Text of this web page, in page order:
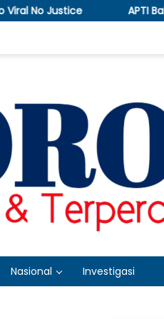
APTI Bakal Somasi dan
Nasional Investigasi